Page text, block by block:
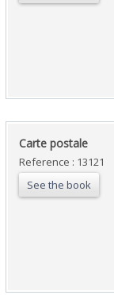
‎Carte postale ‎
Reference : 13121
See the book